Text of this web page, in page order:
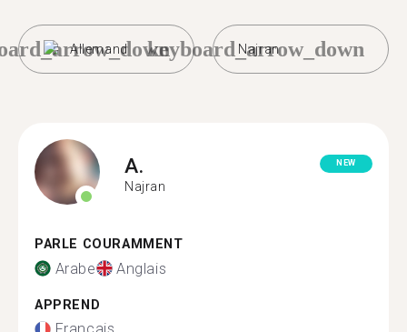
Allemand Najran
keyboard_arrow_down
A.
Najran
NEW
PARLE COURAMMENT
Arabe Anglais
APPREND